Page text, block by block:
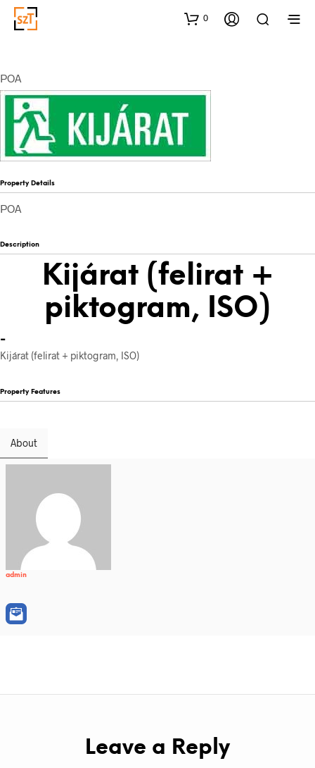
0
POA
Property Details
POA
Description
Kijárat (felirat +
piktogram, ISO)
-
Kijárat (felirat + piktogram, ISO)
Property Features
About
admin
Leave a Reply